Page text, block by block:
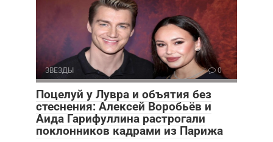
ЗВЕЗДЫ 0
Поцелуй у Лувра и объятия без
стеснения: Алексей Воробьёв и
Аида Гарифуллина растрогали
поклонников кадрами из Парижа